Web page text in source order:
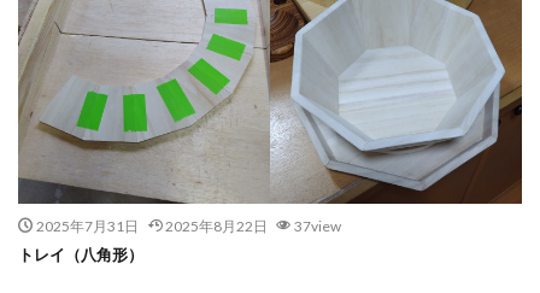
2025年7月31日 2025年8月22日 37view
トレイ（八角形）